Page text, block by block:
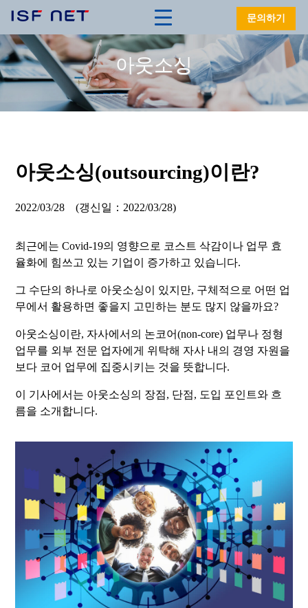
문의하기
아웃소싱
아웃소싱(outsourcing)이란?
2022/03/28 (갱신일：2022/03/28)
최근에는 Covid-19의 영향으로 코스트 삭감이나 업무 효
율화에 힘쓰고 있는 기업이 증가하고 있습니다.
그 수단의 하나로 아웃소싱이 있지만, 구체적으로 어떤 업
무에서 활용하면 좋을지 고민하는 분도 많지 않을까요?
아웃소싱이란, 자사에서의 논코어(non-core) 업무나 정형
업무를 외부 전문 업자에게 위탁해 자사 내의 경영 자원을
보다 코어 업무에 집중시키는 것을 뜻합니다.
이 기사에서는 아웃소싱의 장점, 단점, 도입 포인트와 흐
름을 소개합니다.